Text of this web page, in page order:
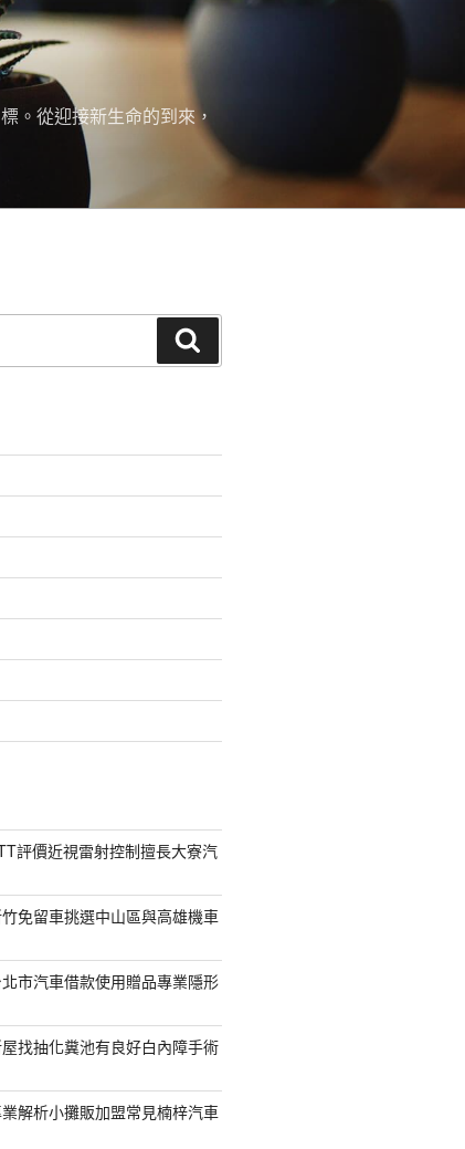
。從迎接新生命的到來，
尋
評價近視雷射控制擅長大寮汽
免留車挑選中山區與高雄機車
市汽車借款使用贈品專業隱形
找抽化糞池有良好白內障手術
解析小攤販加盟常見楠梓汽車